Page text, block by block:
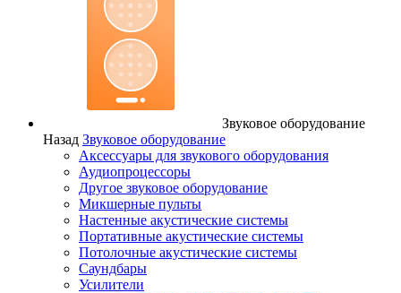
Звуковое оборудование
Назад Звуковое оборудование
Аксессуары для звукового оборудования
Аудиопроцессоры
Другое звуковое оборудование
Микшерные пульты
Настенные акустические системы
Портативные акустические системы
Потолочные акустические системы
Саундбары
Усилители